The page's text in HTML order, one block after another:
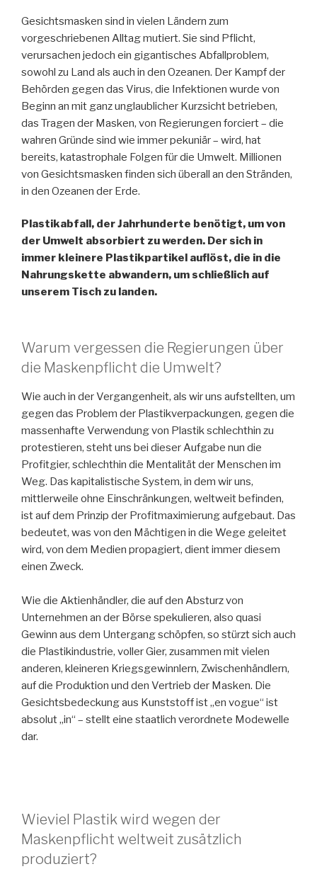
Gesichtsmasken sind in vielen Ländern zum
vorgeschriebenen Alltag mutiert. Sie sind Pflicht,
verursachen jedoch ein gigantisches Abfallproblem,
sowohl zu Land als auch in den Ozeanen. Der Kampf der
Behörden gegen das Virus, die Infektionen wurde von
Beginn an mit ganz unglaublicher Kurzsicht betrieben,
das Tragen der Masken, von Regierungen forciert – die
wahren Gründe sind wie immer pekuniär – wird, hat
bereits, katastrophale Folgen für die Umwelt. Millionen
von Gesichtsmasken finden sich überall an den Stränden,
in den Ozeanen der Erde.
Plastikabfall, der Jahrhunderte benötigt, um von
der Umwelt absorbiert zu werden. Der sich in
immer kleinere Plastikpartikel auflöst, die in die
Nahrungskette abwandern, um schließlich auf
unserem Tisch zu landen.
Warum vergessen die Regierungen über
die Maskenpflicht die Umwelt?
Wie auch in der Vergangenheit, als wir uns aufstellten, um
gegen das Problem der Plastikverpackungen, gegen die
massenhafte Verwendung von Plastik schlechthin zu
protestieren, steht uns bei dieser Aufgabe nun die
Profitgier, schlechthin die Mentalität der Menschen im
Weg. Das kapitalistische System, in dem wir uns,
mittlerweile ohne Einschränkungen, weltweit befinden,
ist auf dem Prinzip der Profitmaximierung aufgebaut. Das
bedeutet, was von den Mächtigen in die Wege geleitet
wird, von dem Medien propagiert, dient immer diesem
einen Zweck.
Wie die Aktienhändler, die auf den Absturz von
Unternehmen an der Börse spekulieren, also quasi
Gewinn aus dem Untergang schöpfen, so stürzt sich auch
die Plastikindustrie, voller Gier, zusammen mit vielen
anderen, kleineren Kriegsgewinnlern, Zwischenhändlern,
auf die Produktion und den Vertrieb der Masken. Die
Gesichtsbedeckung aus Kunststoff ist „en vogue“ ist
absolut „in“ – stellt eine staatlich verordnete Modewelle
dar.
Wieviel Plastik wird wegen der
Maskenpflicht weltweit zusätzlich
produziert?